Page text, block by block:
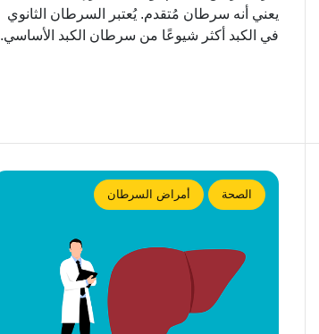
يعني أنه سرطان مُتقدم. يُعتبر السرطان الثانوي
في الكبد أكثر شيوعًا من سرطان الكبد الأساسي.
الصحة أمراض السرطان